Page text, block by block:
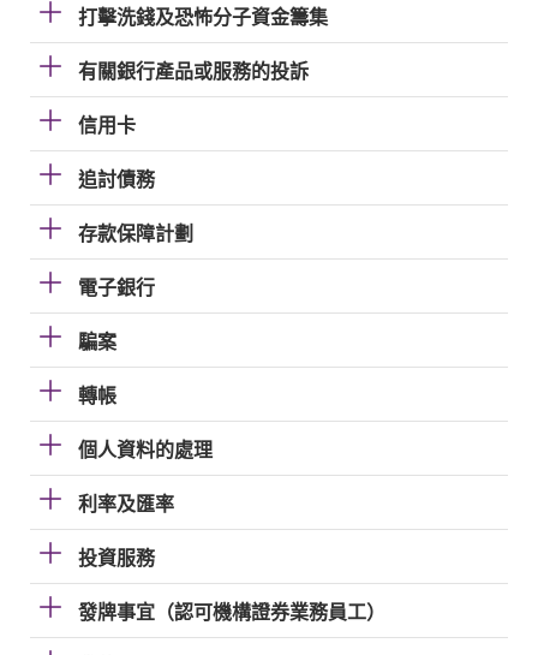
打擊洗錢及恐怖分子資金籌集
有關銀行產品或服務的投訴
信用卡
追討債務
存款保障計劃
電子銀行
騙案
轉帳
個人資料的處理
利率及匯率
投資服務
發牌事宜（認可機構證券業務員工）